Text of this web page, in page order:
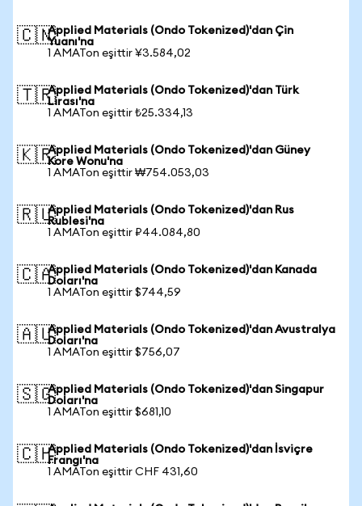
🇨🇳Applied Materials (Ondo Tokenized)'dan Çin
Yuanı'na
1 AMATon eşittir ¥3.584,02
🇹🇷Applied Materials (Ondo Tokenized)'dan Türk
Lirası'na
1 AMATon eşittir ₺25.334,13
🇰🇷Applied Materials (Ondo Tokenized)'dan Güney
Kore Wonu'na
1 AMATon eşittir ₩754.053,03
🇷🇺Applied Materials (Ondo Tokenized)'dan Rus
Rublesi'na
1 AMATon eşittir ₽44.084,80
🇨🇦Applied Materials (Ondo Tokenized)'dan Kanada
Doları'na
1 AMATon eşittir $744,59
🇦🇺Applied Materials (Ondo Tokenized)'dan Avustralya
Doları'na
1 AMATon eşittir $756,07
🇸🇬Applied Materials (Ondo Tokenized)'dan Singapur
Doları'na
1 AMATon eşittir $681,10
🇨🇭Applied Materials (Ondo Tokenized)'dan İsviçre
Frangı'na
1 AMATon eşittir CHF 431,60